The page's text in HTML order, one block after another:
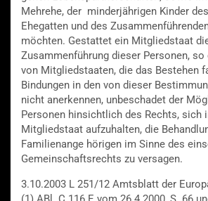
Mehrehe, der minderjährigen Kinder
Ehegatten und des
möchten. Gestattet ein Mitgliedstaat
Zusammenführung dieser Personen,
von Mitgliedstaaten, die das Bestehen
Bindungen in den von dieser
nicht anerkennen, unbeschadet der
Personen hinsichtlich des Rechts, sich
Mitgliedstaat aufzuhalten, die
Familienange hörigen im Sinne des
Gemeinschaftsrechts zu versagen.
3.10.2003 L 251/12 Amtsblatt der